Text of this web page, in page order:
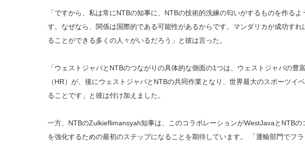
「ですから、私は常にNTBの知事に、NTBの技術的洗練の匂いがするものを作るよ
す。なぜなら、関係は国際的である可能性があるからです。マンダリカが成功すれ
ることができる多くの人々がいるだろう」と彼は言った。
「ウェストジャバとNTBのつながりの具体的な側面の1つは、ウェストジャバの豊
（HR）が、後にウェストジャバとNTBの共同作業となり、世界最大のスポーツイ
ることです」と彼は付け加えました。
一方、NTBのZulkieflimansyah知事は、このコラボレーションがWestJavaとNTBの
を強化するための最初のステップになることを期待しています。 「運輸部門でフ